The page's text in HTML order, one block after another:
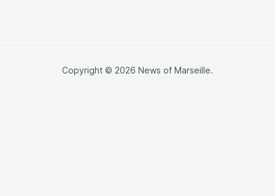
Copyright © 2026 News of Marseille.